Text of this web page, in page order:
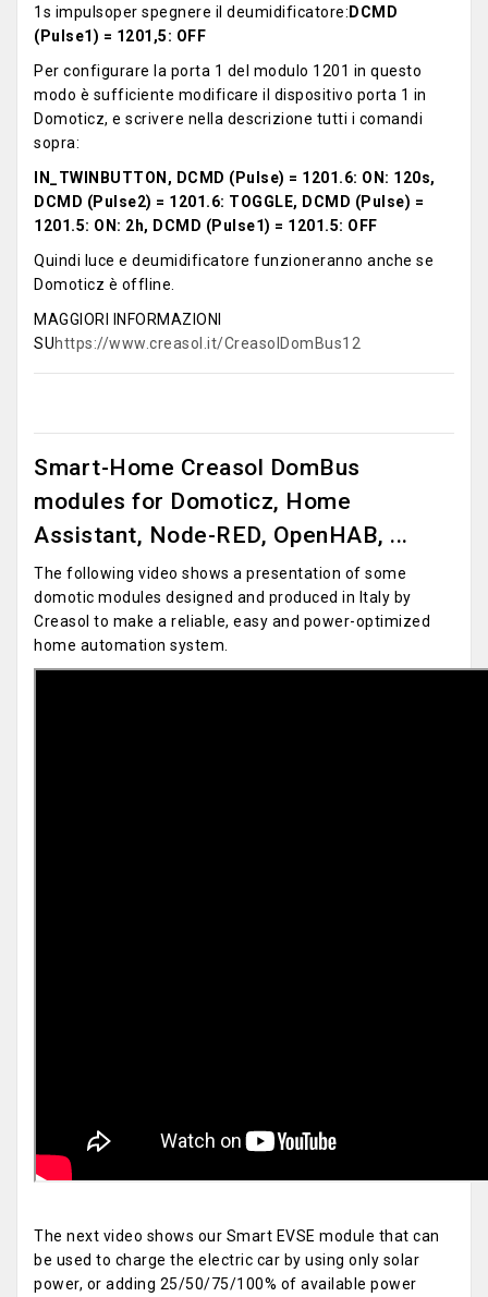
1s impulsoper spegnere il deumidificatore:DCMD
(Pulse1) = 1201,5: OFF
Per configurare la porta 1 del modulo 1201 in questo
modo è sufficiente modificare il dispositivo porta 1 in
Domoticz, e scrivere nella descrizione tutti i comandi
sopra:
IN_TWINBUTTON, DCMD (Pulse) = 1201.6: ON: 120s,
DCMD (Pulse2) = 1201.6: TOGGLE, DCMD (Pulse) =
1201.5: ON: 2h, DCMD (Pulse1) = 1201.5: OFF
Quindi luce e deumidificatore funzioneranno anche se
Domoticz è offline.
MAGGIORI INFORMAZIONI
SUhttps://www.creasol.it/CreasolDomBus12
Smart-Home Creasol DomBus
modules for Domoticz, Home
Assistant, Node-RED, OpenHAB, ...
The following video shows a presentation of some
domotic modules designed and produced in Italy by
Creasol to make a reliable, easy and power-optimized
home automation system.
The next video shows our Smart EVSE module that can
be used to charge the electric car by using only solar
power, or adding 25/50/75/100% of available power